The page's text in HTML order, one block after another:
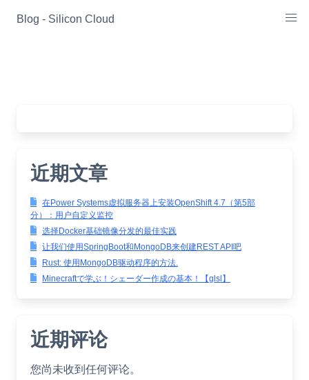
Blog - Silicon Cloud
近期文章
在Power Systems虚拟服务器上安装OpenShift 4.7（第5部
分）：用户自定义监控
选择Docker基础镜像分发的最佳实践
让我们使用SpringBoot和MongoDB来创建REST API吧
Rust: 使用MongoDB驱动程序的方法.
Minecraftで学ぶ！シェーダー作成の基本！【glsl】
近期评论
您尚未收到任何评论。